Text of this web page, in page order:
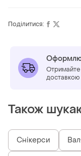
Поділитися:
доставкою
Також
Снікерси